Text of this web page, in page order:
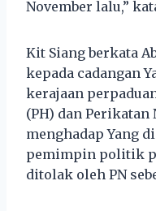
November lalu,”
Kit Siang berkata
kepada cadangan
kerajaan
(PH) dan Perikatan
menghadap Yang
pemimpin politik
ditolak oleh PN